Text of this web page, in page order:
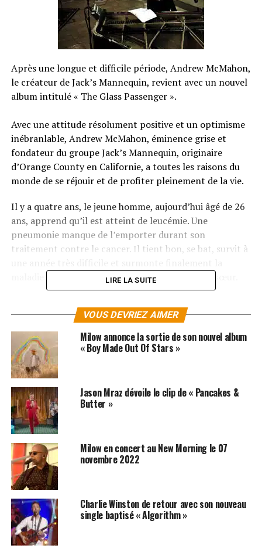
Après une longue et difficile période, Andrew McMahon,
le créateur de Jack’s Mannequin, revient avec un nouvel
album intitulé « The Glass Passenger ».
Avec une attitude résolument positive et un optimisme
inébranlable, Andrew McMahon, éminence grise et
fondateur du groupe Jack’s Mannequin, originaire
d’Orange County en Californie, a toutes les raisons du
monde de se réjouir et de profiter pleinement de la vie.
Il y a quatre ans, le jeune homme, aujourd’hui âgé de 26
ans, apprend qu’il est atteint de leucémie. Une
pneumonie manque de l’emporter durant son
traitement contre le cancer. Il tient bon, se bat, survit à
maladie grâce à un don de moelle épinière de sa sœur.
« The Glass Passenger » regorge de vie et d’énergie.
Dans « The Glass Passenger », l’artiste ne parle pas
uniquement de son cancer, mais surtout de sa guérison.
LES ALBUMS DE JACK’S MANNEQUIN SONT
SUJETS ASSOCIÉS:
LIRE LA SUITE
VOUS DEVRIEZ AIMER
Milow annonce la sortie de son nouvel album
« Boy Made Out Of Stars »
Jason Mraz dévoile le clip de « Pancakes &
Butter »
Milow en concert au New Morning le 07
novembre 2022
Charlie Winston de retour avec son nouveau
single baptisé « Algorithm »